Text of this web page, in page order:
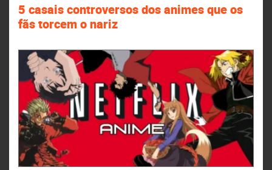
5 casais controversos dos animes que os
fãs torcem o nariz